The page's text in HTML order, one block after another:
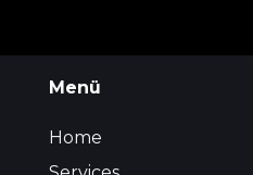
Menü
Home